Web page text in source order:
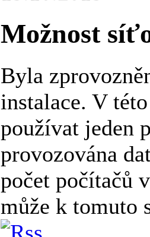
Možnost
Byla
instalace. V
používat jeden
provozována
počet počítačů
může k tomuto